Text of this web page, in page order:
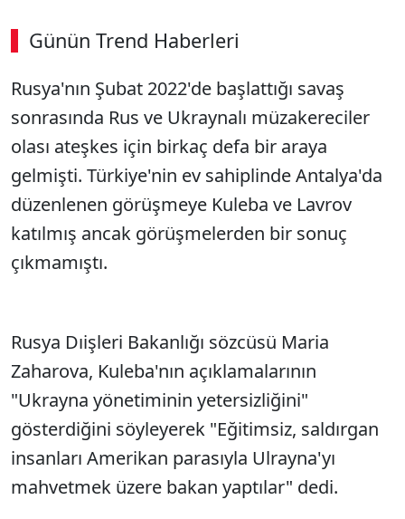
Günün Trend Haberleri
Rusya'nın Şubat 2022'de başlattığı savaş
sonrasında Rus ve Ukraynalı müzakereciler
olası ateşkes için birkaç defa bir araya
gelmişti. Türkiye'nin ev sahiplinde Antalya'da
düzenlenen görüşmeye Kuleba ve Lavrov
katılmış ancak görüşmelerden bir sonuç
çıkmamıştı.
Rusya Dıişleri Bakanlığı sözcüsü Maria
Zaharova, Kuleba'nın açıklamalarının
"Ukrayna yönetiminin yetersizliğini"
gösterdiğini söyleyerek "Eğitimsiz, saldırgan
insanları Amerikan parasıyla Ulrayna'yı
mahvetmek üzere bakan yaptılar" dedi.